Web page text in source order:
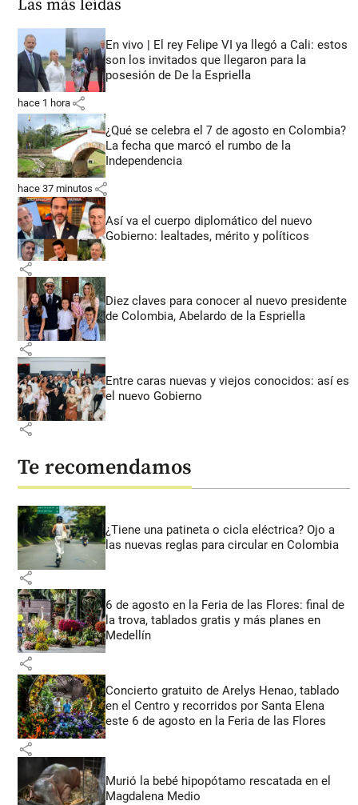
Las más leídas
En vivo | El rey Felipe VI ya llegó a Cali: estos
son los invitados que llegaron para la
posesión de De la Espriella
hace 1 hora share
¿Qué se celebra el 7 de agosto en Colombia?
La fecha que marcó el rumbo de la
Independencia
hace 37 minutos share
Así va el cuerpo diplomático del nuevo
Gobierno: lealtades, mérito y políticos
share
Diez claves para conocer al nuevo presidente
de Colombia, Abelardo de la Espriella
share
Entre caras nuevas y viejos conocidos: así es
el nuevo Gobierno
share
Te recomendamos
¿Tiene una patineta o cicla eléctrica? Ojo a
las nuevas reglas para circular en Colombia
share
6 de agosto en la Feria de las Flores: final de
la trova, tablados gratis y más planes en
Medellín
share
Concierto gratuito de Arelys Henao, tablado
en el Centro y recorridos por Santa Elena
este 6 de agosto en la Feria de las Flores
share
Murió la bebé hipopótamo rescatada en el
Magdalena Medio